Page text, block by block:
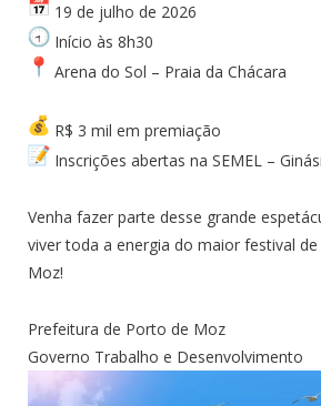
19 de julho de 2026
Início às 8h30
Arena do Sol – Praia da Chácara
R$ 3 mil em premiação
Inscrições abertas na SEMEL –
Venha fazer parte desse grande
viver toda a energia do maior festival
Moz!
Prefeitura de Porto de Moz
Governo Trabalho e Desenvolvimento